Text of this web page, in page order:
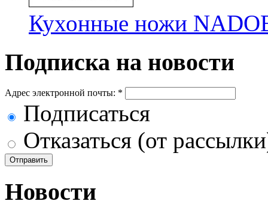
Кухонные ножи
Подписка на новости
Адрес электронной почты: *
Подписаться
Отказаться (от
Новости